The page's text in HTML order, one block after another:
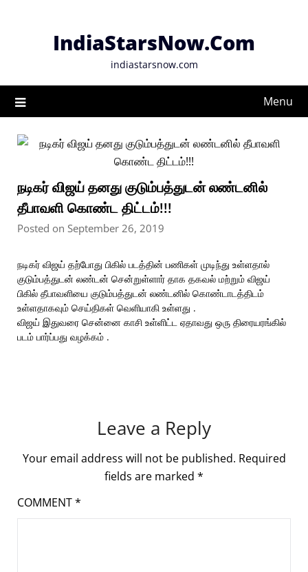
IndiaStarsNow.Com
indiastarsnow.com
Menu
நடிகர் விஜய் தனது குடும்பத்துடன் லண்டனில்
தீபாவளி கொண்ட திட்டம்!!!
Posted on September 26, 2019
நடிகர் விஜய் தற்போது பிகில் படத்தின் பணிகள் முடிந்து உள்ளதால்
குடும்பத்துடன் லண்டன் சென்றுள்ளார் தாக தகவல் மற்றும் விஜய்
பிகில் தீபாவளியை குடும்பத்துடன் லண்டனில் கொண்டாடத்திடம்
உள்ளதாகவும் செய்திகள் வெளியாகி உள்ளது .
விஜய் இதுவரை சென்னை காசி உள்ளிட்ட ஏதாவது ஒரு திரையரங்கில்
படம் பார்ப்பது வழக்கம் .
Leave a Reply
Your email address will not be published. Required
fields are marked *
COMMENT*